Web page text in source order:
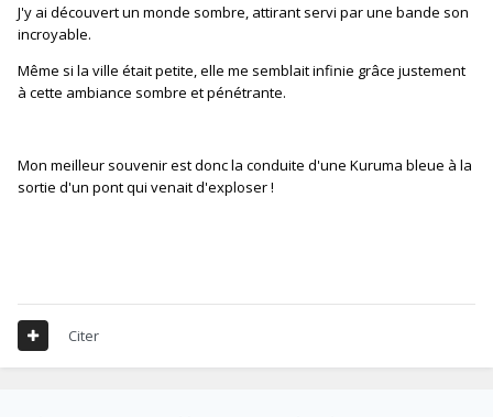
J'y ai découvert un monde sombre, attirant servi par une bande son
incroyable.
Même si la ville était petite, elle me semblait infinie grâce justement
à cette ambiance sombre et pénétrante.
Mon meilleur souvenir est donc la conduite d'une Kuruma bleue à la
sortie d'un pont qui venait d'exploser !
Citer